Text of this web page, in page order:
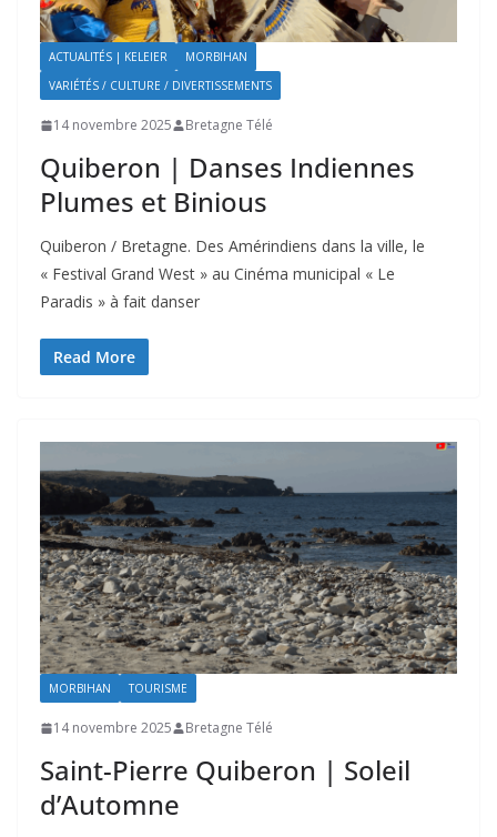
ACTUALITÉS | KELEIER
MORBIHAN
VARIÉTÉS / CULTURE / DIVERTISSEMENTS
14 novembre 2025 Bretagne Télé
Quiberon | Danses Indiennes
Plumes et Binious
Quiberon / Bretagne. Des Amérindiens dans la ville, le
« Festival Grand West » au Cinéma municipal « Le
Paradis » à fait danser
Read More
MORBIHAN TOURISME
14 novembre 2025 Bretagne Télé
Saint-Pierre Quiberon | Soleil
d’Automne